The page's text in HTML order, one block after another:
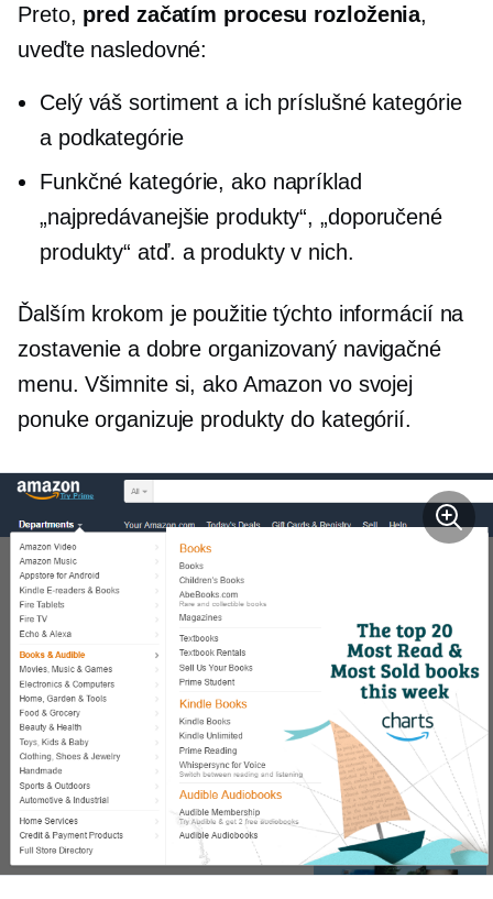
Preto, pred začatím procesu rozloženia,
uveďte nasledovné:
Celý váš sortiment a ich príslušné kategórie
a podkategórie
Funkčné kategórie, ako napríklad
„najpredávanejšie produkty“, „doporučené
produkty“ atď. a produkty v nich.
Ďalším krokom je použitie týchto informácií na
zostavenie a dobre organizovanýnavigačné
menu. Všimnite si, ako Amazon vo svojej
ponuke organizuje produkty do kategórií.